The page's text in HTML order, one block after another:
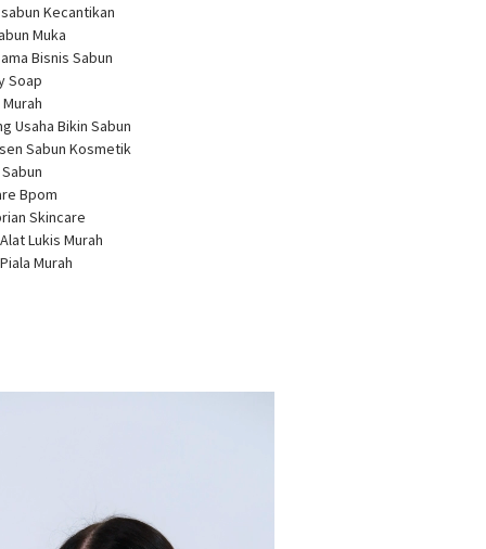
Kecantikan
Muka
Bisnis Sabun
Soap
Usaha Bikin Sabun
Sabun Kosmetik
Bpom
Skincare
Lukis Murah
Murah